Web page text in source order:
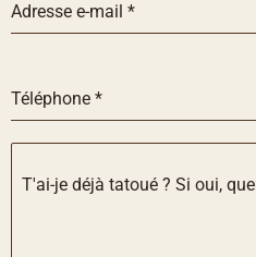
Adresse e-mail *
Téléphone *
T'ai-je déjà tatoué ? Si oui,